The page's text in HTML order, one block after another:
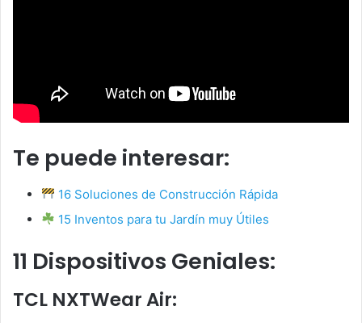
Te puede interesar:
16 Soluciones de Construcción Rápida
15 Inventos para tu Jardín muy Útiles
11 Dispositivos Geniales:
TCL NXTWear Air: